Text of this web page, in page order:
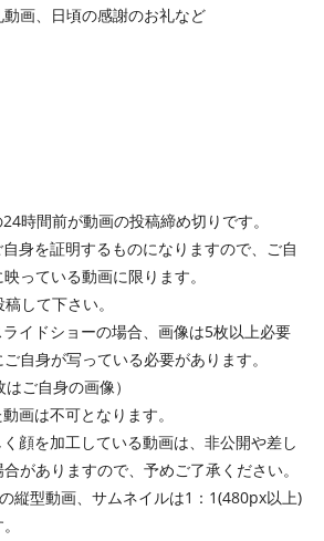
画、日頃の感謝のお礼など
時間前が動画の投稿締め切りです。
身を証明するものになりますので、ご自
っている動画に限ります。
して下さい。
イドショーの場合、画像は5枚以上必要
自身が写っている必要があります。
ご自身の画像）
画は不可となります。
顔を加工している動画は、非公開や差し
がありますので、予めご了承ください。
縦型動画、サムネイルは1：1(480px以上)